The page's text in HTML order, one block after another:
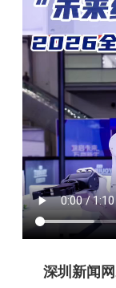
深圳新闻